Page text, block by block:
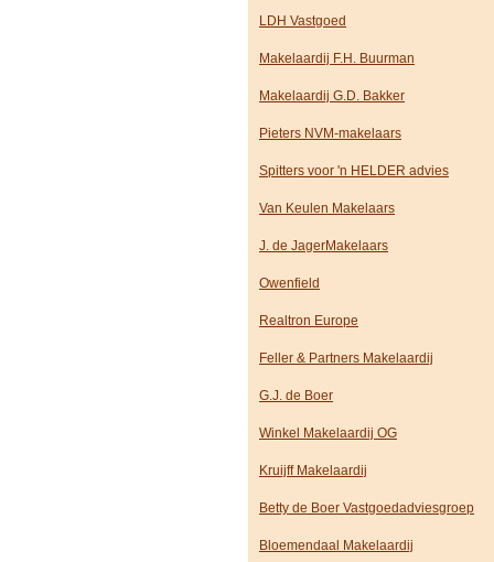
LDH Vastgoed
Makelaardij F.H. Buurman
Makelaardij G.D. Bakker
Pieters NVM-makelaars
Spitters voor 'n HELDER advies
Van Keulen Makelaars
J. de JagerMakelaars
Owenfield
Realtron Europe
Feller & Partners Makelaardij
G.J. de Boer
Winkel Makelaardij OG
Kruijff Makelaardij
Betty de Boer Vastgoedadviesgroep
Bloemendaal Makelaardij